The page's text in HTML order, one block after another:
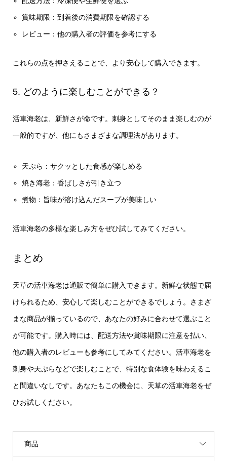
賞味期限：到着後の消費期限を確認する
レビュー：他の購入者の評価を参考にする
これらの点を押さえることで、より安心して購入できます。
5. どのように楽しむことができる？
活車海老は、新鮮さが命です。刺身としてそのまま楽しむのが
一般的ですが、他にもさまざまな調理法があります。
天ぷら：サクッとした食感が楽しめる
焼き海老：香ばしさが引き立つ
煮物：旨味が溶け込んだスープが美味しい
活車海老の多様な楽しみ方をぜひ試してみてください。
まとめ
天草の活車海老は通販で簡単に購入できます。新鮮な状態で届
けられるため、安心して楽しむことができるでしょう。さまざ
まな商品が揃っているので、あなたの好みに合わせて選ぶこと
が可能です。購入時には、配送方法や賞味期限に注意を払い、
他の購入者のレビューも参考にしてみてください。活車海老を
刺身や天ぷらなどで楽しむことで、特別な食体験を味わえるこ
と間違いなしです。あなたもこの機会に、天草の活車海老をぜ
ひお試しください。
商品